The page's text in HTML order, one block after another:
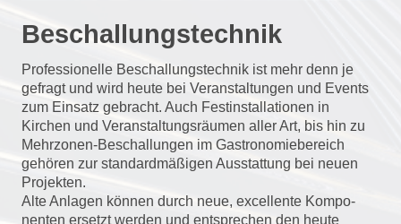
Beschallungstechnik
Professionelle Beschallungstechnik ist mehr denn je
gefragt und wird heute bei Veranstaltungen und Events
zum Einsatz gebracht. Auch Festinstallationen in
Kirchen und Veranstaltungsräumen aller Art, bis hin zu
Mehrzonen-Beschallungen im Gastronomiebereich
gehören zur standardmäßigen Ausstattung bei neuen
Projekten.
Alte Anlagen können durch neue, excellente Kompo-
nenten ersetzt werden und entsprechen den heute